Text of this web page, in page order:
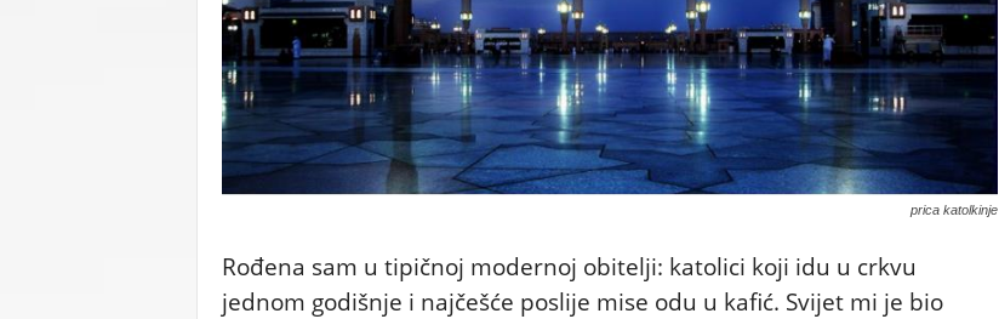
C
prica katolkinje
Rođena sam u tipičnoj modernoj obitelji: katolici koji idu u crkvu
jednom godišnje i najčešće poslije mise odu u kafić. Svijet mi je bio